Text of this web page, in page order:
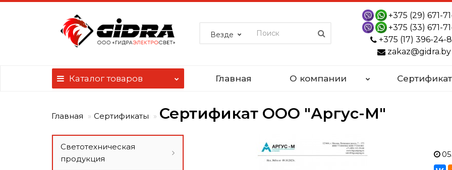
Везде
+375 (29) 671-
+375 (33) 671-
+375 (17) 396-24-
zakaz@gidra.by
Каталогтоваров Главная О компании
Главная Сертификаты Сертификат ООО "Аргус-М"
Светотехническая
продукция